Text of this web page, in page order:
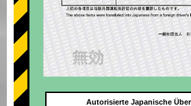
Autorisierte Japanische